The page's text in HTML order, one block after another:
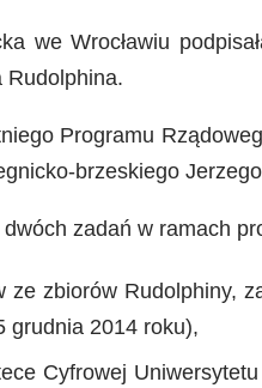
we Wrocławiu
Rudolphina.
Programu
brzeskiego
zadań w ramach
zbiorów Rudolphiny,
grudnia 2014 roku),
Cyfrowej